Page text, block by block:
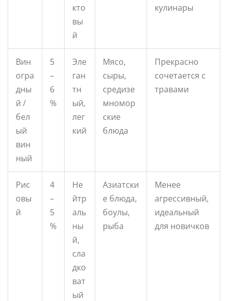
кто
вы
й
кулинары
Вин
огра
дны
й /
бел
ый
вин
ный
5
–
6
%
Эле
ган
тн
ый,
лег
кий
Мясо,
сыры,
средизе
мномор
ские
блюда
Прекрасно
сочетается с
травами
Рис
овы
й
4
–
5
%
Не
йтр
аль
ны
й,
сла
дко
ват
ый
Азиатски
е блюда,
боулы,
рыба
Менее
агрессивный,
идеальный
для новичков